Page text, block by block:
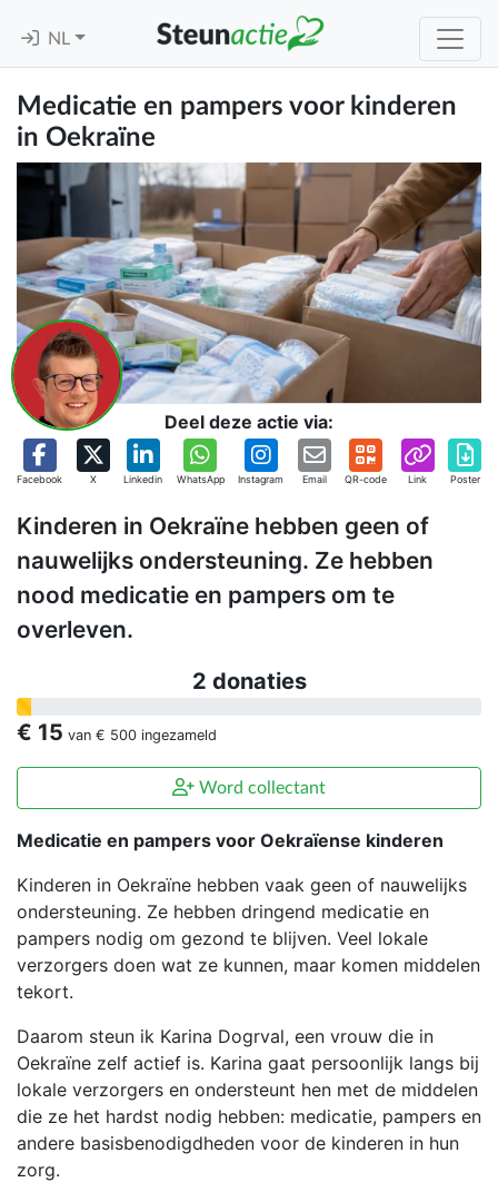
NL
Medicatie en pampers voor kinderen
in Oekraïne
Deel deze actie via:
Facebook X Linkedin WhatsApp Instagram Email QR-code Link Poster
Kinderen in Oekraïne hebben geen of
nauwelijks ondersteuning. Ze hebben
nood medicatie en pampers om te
overleven.
2 donaties
€ 15 van € 500 ingezameld
Word collectant
Medicatie en pampers voor Oekraïense kinderen
Kinderen in Oekraïne hebben vaak geen of nauwelijks
ondersteuning. Ze hebben dringend medicatie en
pampers nodig om gezond te blijven. Veel lokale
verzorgers doen wat ze kunnen, maar komen middelen
tekort.
Daarom steun ik Karina Dogrval, een vrouw die in
Oekraïne zelf actief is. Karina gaat persoonlijk langs bij
lokale verzorgers en ondersteunt hen met de middelen
die ze het hardst nodig hebben: medicatie, pampers en
andere basisbenodigdheden voor de kinderen in hun
zorg.